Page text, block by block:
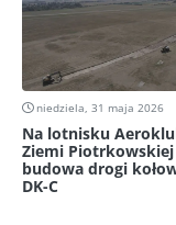
niedziela, 31 maja 2026
Na lotnisku
Ziemi
budowa drogi
DK-C